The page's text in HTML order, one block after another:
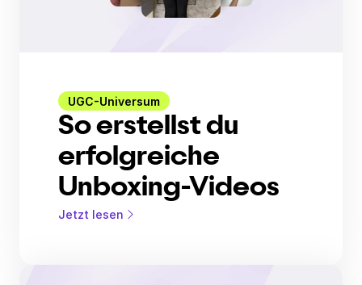
UGC-Universum
So erstellst du
erfolgreiche
Unboxing-Videos
Jetzt lesen